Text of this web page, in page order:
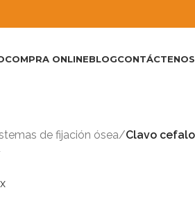
COMPRA ONLINEBLOGCONTÁCTENOS
de fijación ósea/Clavo